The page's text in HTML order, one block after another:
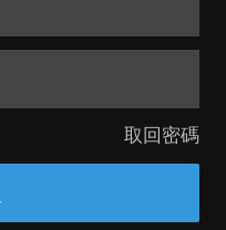
取回密碼